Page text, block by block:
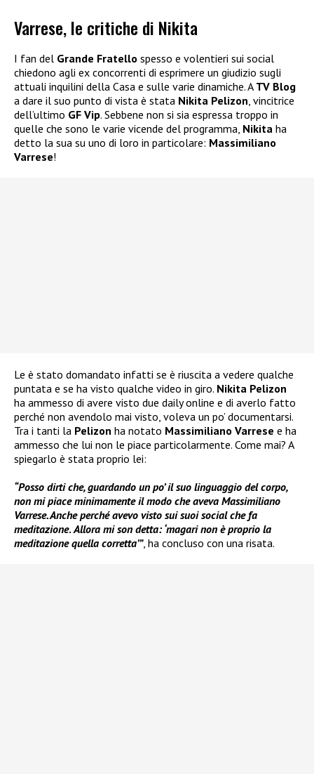
Varrese, le critiche di Nikita
I fan del Grande Fratello spesso e volentieri sui social
chiedono agli ex concorrenti di esprimere un giudizio sugli
attuali inquilini della Casa e sulle varie dinamiche. A TV Blog
a dare il suo punto di vista è stata Nikita Pelizon , vincitrice
dell’ultimo GF Vip. Sebbene non si sia espressa troppo in
quelle che sono le varie vicende del programma, Nikita ha
detto la sua su uno di loro in particolare: Massimiliano
Varrese!
Le è stato domandato infatti se è riuscita a vedere qualche
puntata e se ha visto qualche video in giro. Nikita Pelizon
ha ammesso di avere visto due daily online e di averlo fatto
perché non avendolo mai visto, voleva un po’ documentarsi.
Tra i tanti la Pelizon ha notato Massimiliano Varrese e ha
ammesso che lui non le piace particolarmente. Come mai? A
spiegarlo è stata proprio lei:
“Posso dirti che, guardando un po’ il suo linguaggio del corpo,
non mi piace minimamente il modo che aveva Massimiliano
Varrese. Anche perché avevo visto sui suoi social che fa
meditazione. Allora mi son detta: ‘magari non è proprio la
meditazione quella corretta’”, ha concluso con una risata.